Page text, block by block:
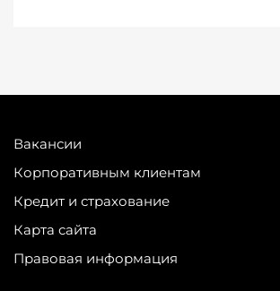
Вакансии
Корпоративным клиентам
Кредит и страхование
Карта сайта
Правовая информация